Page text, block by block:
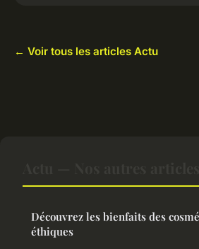
← Voir tous les articles Actu
Découvrez les bienfaits des
éthiques